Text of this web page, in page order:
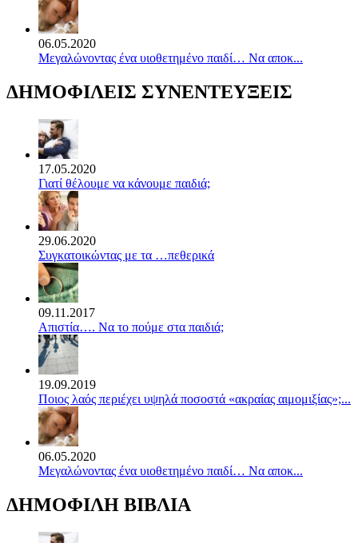
06.05.2020
Mεγαλώνοντας ένα υιοθετημένο παιδί… Να αποκ...
ΔΗΜΟΦΙΛΕΙΣ ΣΥΝΕΝΤΕΥΞΕΙΣ
17.05.2020
Γιατί θέλουμε να κάνουμε παιδιά;
29.06.2020
Συγκατοικώντας με τα …πεθερικά
09.11.2017
Απιστία…. Να το πούμε στα παιδιά;
19.09.2019
Ποιος λαός περιέχει υψηλά ποσοστά «ακραίας αιμομιξίας»;...
06.05.2020
Mεγαλώνοντας ένα υιοθετημένο παιδί… Να αποκ...
ΔΗΜΟΦΙΛΗ ΒΙΒΛΙΑ